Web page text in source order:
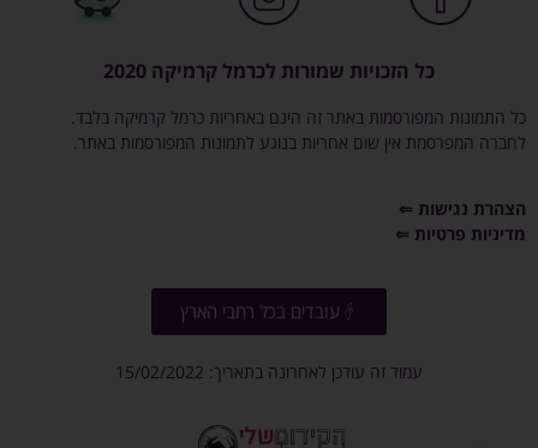
כל הזכויות שמורות לכרמל קרמיקה 2020
כל התמונות המפורסמות באתר זה הינם באחריות כרמל קרמיקה בלבד.
לחברה המפרסמת אין שום אחריות בנוגע לתמונות המפורסמות באתר.
הצהרת נגישות ⇐
מדיניות פרטיות ⇐
עובדים בכל רחבי הארץ
עמוד זה עודכן לאחרונה בתאריך: 15/02/2022